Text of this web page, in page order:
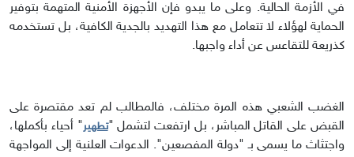
في الأزمة الحالية. وعلى ما يبدو فإن الأجهزة الأمنية المتهمة بتوفير
الحماية لهؤلاء لا تتعامل مع هذا التهديد بالجدية الكافية، بل تستخدمه
كذريعة للتقاعس عن أداء واجبها.
الغضب الشعبي هذه المرة مختلف، فالمطالب لم تعد مقتصرة على
القبض على القاتل المباشر، بل ارتفعت لتشمل "تطهير " أحياء بأكملها،
واجتثاث ما يسمى بـ "دولة المفصعين". الدعوات العلنية إلى المواجهة